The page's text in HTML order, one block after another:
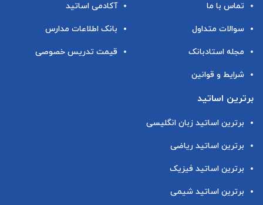
تماس با ما
سوالات متداول
مجله استادبانک
شرایط و قوانین
آکادمی اساتید
بانک اطلاعات مدارس
قیمت تدریس خصوصی
برترین اساتید
برترین اساتید زبان انگلیسی
برترین اساتید ریاضی
برترین اساتید فیزیک
برترین اساتید شیمی